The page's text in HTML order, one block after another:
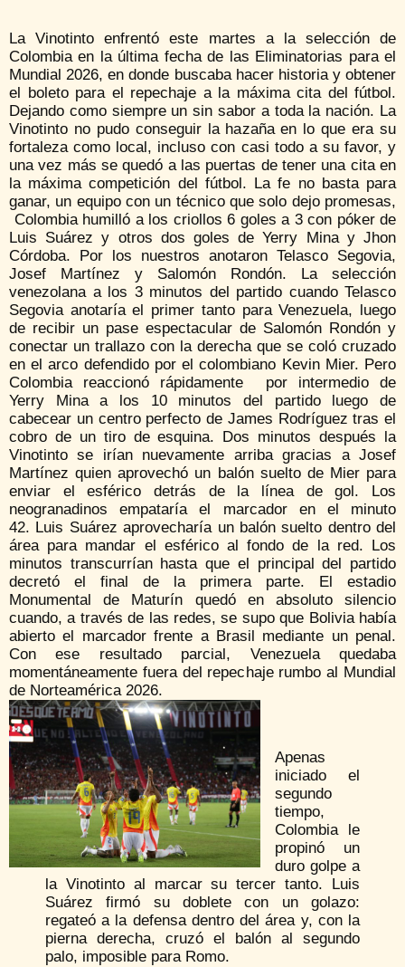
La Vinotinto enfrentó este martes a la selección de
Colombia en la última fecha de las Eliminatorias para el
Mundial 2026, en donde buscaba hacer historia y obtener
el boleto para el repechaje a la máxima cita del fútbol.
Dejando como siempre un sin sabor a toda la nación. La
Vinotinto no pudo conseguir la hazaña en lo que era su
fortaleza como local, incluso con casi todo a su favor, y
una vez más se quedó a las puertas de tener una cita en
la máxima competición del fútbol. La fe no basta para
ganar, un equipo con un técnico que solo dejo promesas,
Colombia humilló a los criollos 6 goles a 3 con póker de
Luis Suárez y otros dos goles de Yerry Mina y Jhon
Córdoba. Por los nuestros anotaron Telasco Segovia,
Josef Martínez y Salomón Rondón. La selección
venezolana a los 3 minutos del partido cuando Telasco
Segovia anotaría el primer tanto para Venezuela, luego
de recibir un pase espectacular de Salomón Rondón y
conectar un trallazo con la derecha que se coló cruzado
en el arco defendido por el colombiano Kevin Mier. Pero
Colombia reaccionó rápidamente por intermedio de
Yerry Mina a los 10 minutos del partido luego de
cabecear un centro perfecto de James Rodríguez tras el
cobro de un tiro de esquina. Dos minutos después la
Vinotinto se irían nuevamente arriba gracias a Josef
Martínez quien aprovechó un balón suelto de Mier para
enviar el esférico detrás de la línea de gol. Los
neogranadinos empataría el marcador en el minuto
42. Luis Suárez aprovecharía un balón suelto dentro del
área para mandar el esférico al fondo de la red. Los
minutos transcurrían hasta que el principal del partido
decretó el final de la primera parte. El estadio
Monumental de Maturín quedó en absoluto silencio
cuando, a través de las redes, se supo que Bolivia había
abierto el marcador frente a Brasil mediante un penal.
Con ese resultado parcial, Venezuela quedaba
momentáneamente fuera del repechaje rumbo al Mundial
de Norteamérica 2026.
Apenas
iniciado el
segundo
tiempo,
Colombia le
propinó un
duro golpe a
la Vinotinto al marcar su tercer tanto. Luis
Suárez firmó su doblete con un golazo:
regateó a la defensa dentro del área y, con la
pierna derecha, cruzó el balón al segundo
palo, imposible para Romo.